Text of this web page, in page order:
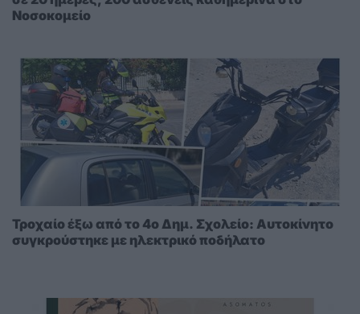
Νοσοκομείο
Τροχαίο έξω από το 4ο Δημ. Σχολείο: Αυτοκίνητο
συγκρούστηκε με ηλεκτρικό ποδήλατο